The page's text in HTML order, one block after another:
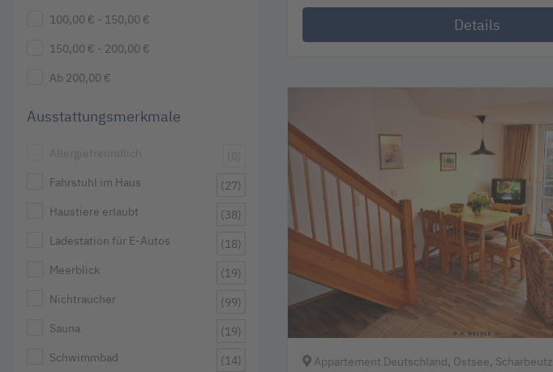
100,00 € - 150,00 €
150,00 € - 200,00 €
Ab 200,00 €
Ausstattungsmerkmale
Fahrstuhl im Haus
(27)
Haustiere erlaubt
(38)
Ladestation für E-Autos
(18)
Meerblick
(19)
Nichtraucher
(99)
Sauna
(19)
Schwimmbad
(14)
Details
Appartement Deutschland, Ostsee, Scharbeutz